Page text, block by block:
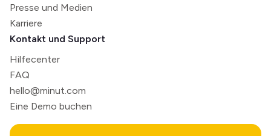
Presse und Medien
Karriere
Kontakt und Support
Hilfecenter
FAQ
hello@minut.com
Eine Demo buchen